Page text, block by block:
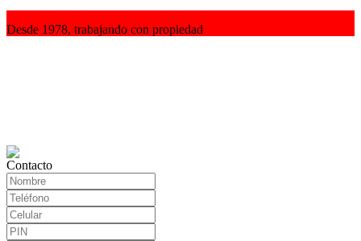
Desde 1978, trabajando con propiedad
Contacto